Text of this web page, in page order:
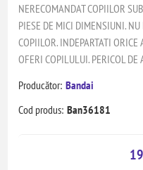
NERECOMANDAT COPIILOR
PIESE DE MICI DIMENSIUNI.
COPIILOR. INDEPARTATI
OFERI COPILULUI. PERICOL DE
Producător: Bandai
Cod produs: Ban36181